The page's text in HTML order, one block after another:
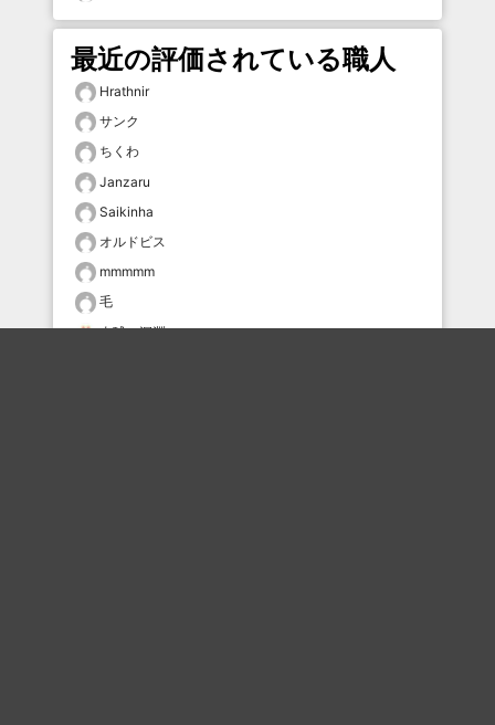
最近の評価されている職人
Hrathnir
サンク
ちくわ
Janzaru
Saikinha
オルドビス
mmmmm
毛
肉球の深淵